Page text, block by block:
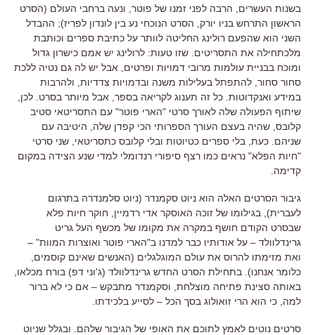
בשנות העשרים
הרבה לפני זמנו של פוטר ונעה ברחבי העולם (הסרט
הראשון התרחש בניו יורק הסרט הנוכחי נע בין לונדון לפריז); ההבדל
השני הוא שהפעם רולינג החליטה לוותר על כתיבת ספרים וכותבת
מלכתחילה את התסריטים שזו טעות: לרולינג יש אמם כישרון גדול
ומוכח בבניית עולמות מרובי דמויות ופרטים
אבל יש לה גם נטיה ללכת
סחור סחור להתפתל בעלילות משנה ובדמויות צדדיות ולהרבות
במידע ואנקדוטות כל זה תענוג לקריאה בספר אבל מיותר בסרט לכן
שיתוף הפעולה שלה לאורך סרטי "הארי פוטר" עם התסריטאי סטיב
קלובס שהיה בעצם העורך הספרותי הכי קפדן שלה
היטיבה עם
שניהם כעת בלי ספרים כטיוטות ובלי קלובס כתסריטאי שני סרטי
"חיות הפלא" נראים כמו רצף סיפורי רנדומלי למדי שנע הצידה במקום
קדימה
גיבור הסרטים האלה הוא ניוט סקמנדר (ניוט סלמנדרה בתרגום
לעברית), בגילומו של זוכה האוסקר אדי רדמיין
חוקר חיות פלא
שבסרט הקודם חושף במקרה את מקומו של מכשף העל גריט
גרינדלוולד – על אודותיו כבר למדנו ב"הארי פוטר ואוצרות המוות" –
ואת מזימתו להרוס את עולם המוגלגלים (האנשים שאינם קוסמים
כלומר אנחנו). בתחילת הסרט החדש גרינדלוולד (ג'וני דפ) בורח מכלאו
באותה סצינת פתיחה מוצלחת וסקמנדר מתבקש – אם כי לא ברור
למה כי הוא הרי זואולוג בסך הכל – לסייע בלכידתו
סרטים נוטים לאמץ לתוכם את האופי של הגיבור שלהם
ובגלל שניוט